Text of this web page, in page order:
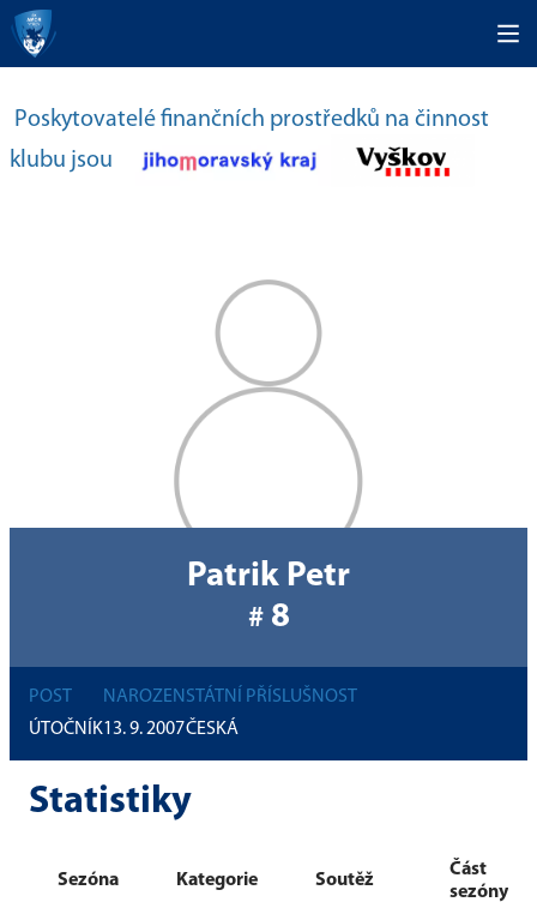
Poskytovatelé finančních prostředků na činnost
klubu jsou
Patrik Petr
# 8
POST
ÚTOČNÍK
NAROZEN
13. 9. 2007
STÁTNÍ PŘÍSLUŠNOST
ČESKÁ
Statistiky
Sezóna Kategorie Soutěž
Část
sezóny